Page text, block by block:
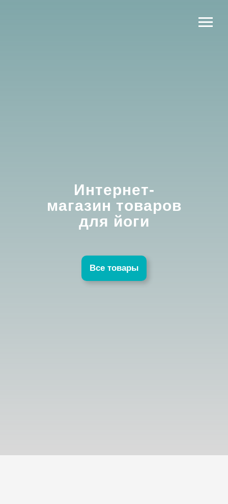
Интернет-
магазин товаров
для йоги
Все товары